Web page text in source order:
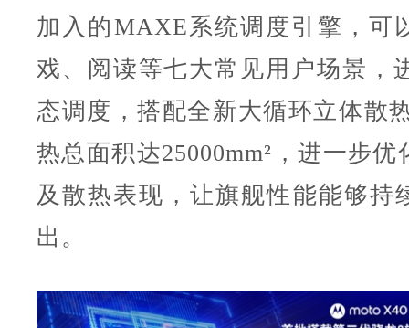
加入的MAXE系统调度引擎，可
戏、阅读等七大常见用户场景，
态调度，搭配全新大循环立体散
热总面积达25000mm²，进一步
及散热表现，让旗舰性能能够持
出。